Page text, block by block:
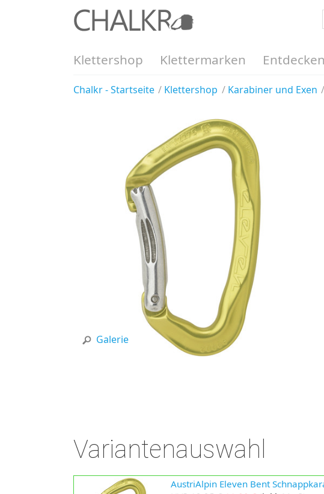
Klettershop Klettermarken Entdecken
Chalkr - Startseite Klettershop Karabiner und Exen
Galerie
Variantenauswahl
AustriAlpin Eleven Bent